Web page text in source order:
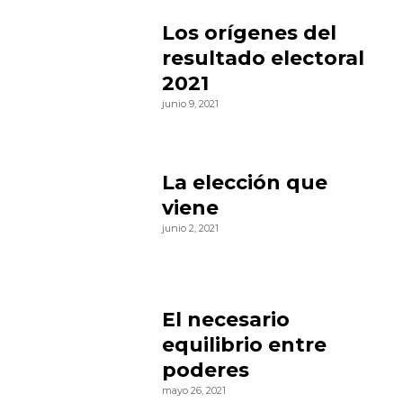
Los orígenes del
resultado electoral
2021
junio 9, 2021
La elección que
viene
junio 2, 2021
El necesario
equilibrio entre
poderes
mayo 26, 2021